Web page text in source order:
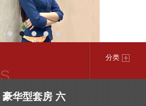
分类
豪华型套房 六